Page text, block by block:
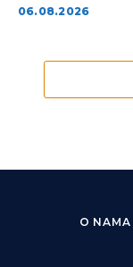
06.08.2026
O NAMA